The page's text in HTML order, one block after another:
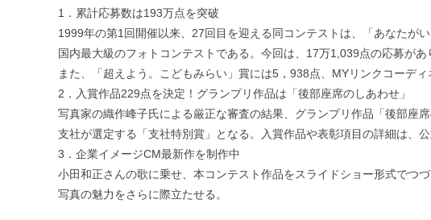
1．累計応募数は193万点を突破
1999年の第1回開催以来、27回目を迎える同コンテストは、「あなたが
国内最大級のフォトコンテストである。今回は、17万1,039点の応募があ
また、「超えよう。こどもみらい」賞には5，938点、MYリンクコーデ
2．入賞作品229点を決定！グランプリ作品は「後部座席のしあわせ」
写真家の織作峰子氏による厳正な審査の結果、グランプリ作品「後部座
支社が選定する「支社特別賞」となる。入賞作品や表彰項目の詳細は、公
3．企業イメージCM最新作を制作中
小田和正さんの歌に乗せ、本コンテスト作品をスライドショー形式でつ
写真の魅力をさらに際立たせる。